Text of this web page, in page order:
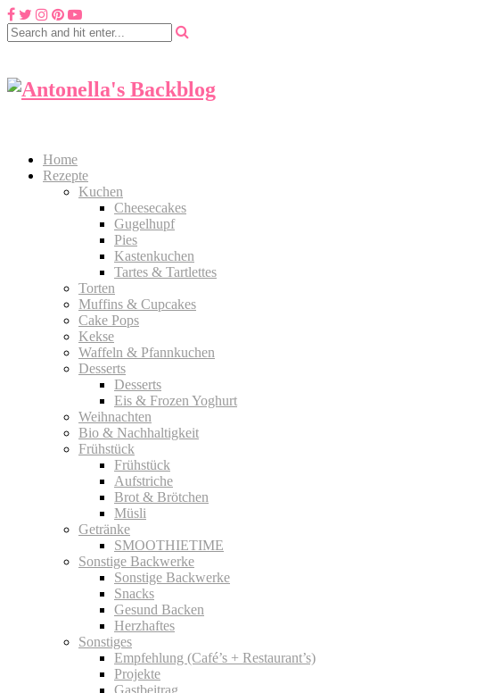
Home
Rezepte
Kuchen
Cheesecakes
Gugelhupf
Pies
Kastenkuchen
Tartes & Tartlettes
Torten
Muffins & Cupcakes
Cake Pops
Kekse
Waffeln & Pfannkuchen
Desserts
Desserts
Eis & Frozen Yoghurt
Weihnachten
Bio & Nachhaltigkeit
Frühstück
Frühstück
Aufstriche
Brot & Brötchen
Müsli
Getränke
SMOOTHIETIME
Sonstige Backwerke
Sonstige Backwerke
Snacks
Gesund Backen
Herzhaftes
Sonstiges
Empfehlung (Café’s + Restaurant’s)
Projekte
Gastbeitrag